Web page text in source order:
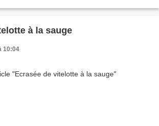
à la sauge
10:04